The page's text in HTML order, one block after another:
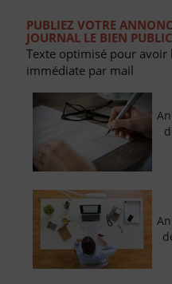
PUBLIEZ VOTRE
JOURNAL LE BIEN PUBLIC
Texte optimisé pour
immédiate par mail